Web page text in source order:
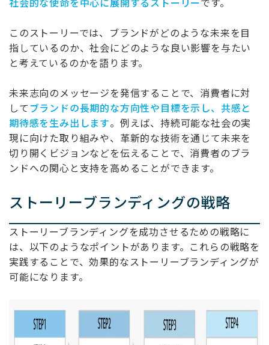
このストーリーでは、ブランドがどのような未来を目
指しているのか、社会にどのような良い影響を与たい
と考えているのかを語ります。
未来志向のメッセージを発信することで、消費者に対
してブランドの長期的な方向性や目標を示し、共感と
期待感を生み出します。例えば、持続可能な社会の実
現に向けた取り組みや、革新的な技術を通じて未来を
切り開くビジョンなどを伝えることで、消費者のブラ
ンドへの関心と支持を高めることができます。
ストーリーブランディングの戦略
ストーリーブランディングを成功させるための戦略に
は、以下のようなポイントがあります。これらの戦略を
実践することで、効果的なストーリーブランディングが
可能になります。